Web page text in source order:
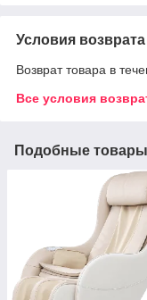
Условия возврата
Возврат товара в
Все условия
Подобные